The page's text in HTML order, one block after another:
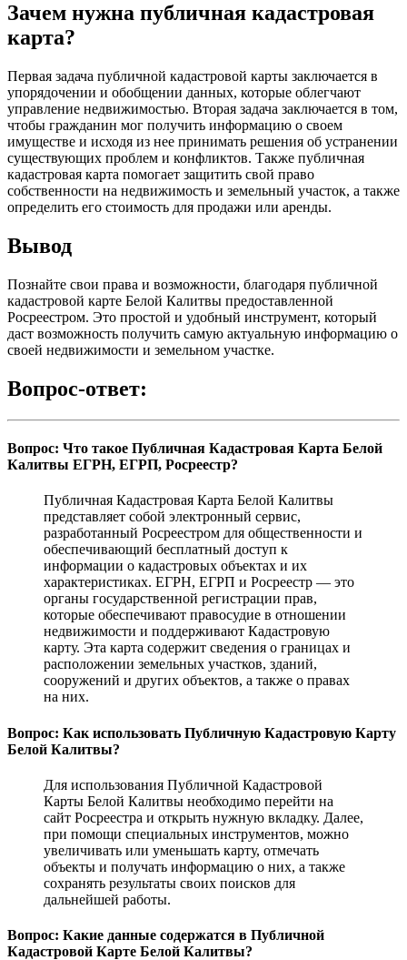
Зачем нужна публичная кадастровая
карта?
Первая задача публичной кадастровой карты заключается в
упорядочении и обобщении данных, которые облегчают
управление недвижимостью. Вторая задача заключается в том,
чтобы гражданин мог получить информацию о своем
имуществе и исходя из нее принимать решения об устранении
существующих проблем и конфликтов. Также публичная
кадастровая карта помогает защитить свой право
собственности на недвижимость и земельный участок, а также
определить его стоимость для продажи или аренды.
Вывод
Познайте свои права и возможности, благодаря публичной
кадастровой карте Белой Калитвы предоставленной
Росреестром. Это простой и удобный инструмент, который
даст возможность получить самую актуальную информацию о
своей недвижимости и земельном участке.
Вопрос-ответ:
Вопрос: Что такое Публичная Кадастровая Карта Белой
Калитвы ЕГРН, ЕГРП, Росреестр?
Публичная Кадастровая Карта Белой Калитвы
представляет собой электронный сервис,
разработанный Росреестром для общественности и
обеспечивающий бесплатный доступ к
информации о кадастровых объектах и их
характеристиках. ЕГРН, ЕГРП и Росреестр — это
органы государственной регистрации прав,
которые обеспечивают правосудие в отношении
недвижимости и поддерживают Кадастровую
карту. Эта карта содержит сведения о границах и
расположении земельных участков, зданий,
сооружений и других объектов, а также о правах
на них.
Вопрос: Как использовать Публичную Кадастровую Карту
Белой Калитвы?
Для использования Публичной Кадастровой
Карты Белой Калитвы необходимо перейти на
сайт Росреестра и открыть нужную вкладку. Далее,
при помощи специальных инструментов, можно
увеличивать или уменьшать карту, отмечать
объекты и получать информацию о них, а также
сохранять результаты своих поисков для
дальнейшей работы.
Вопрос: Какие данные содержатся в Публичной
Кадастровой Карте Белой Калитвы?